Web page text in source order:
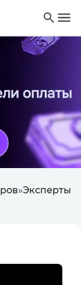
»Эксперты